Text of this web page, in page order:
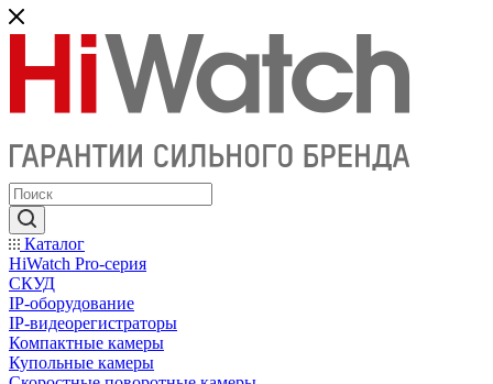
Каталог
HiWatch Pro-серия
CКУД
IP-оборудование
IP-видеорегистраторы
Компактные камеры
Купольные камеры